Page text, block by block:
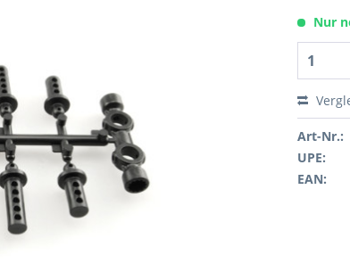
Nur
Art-Nr.:
UPE:
EAN: